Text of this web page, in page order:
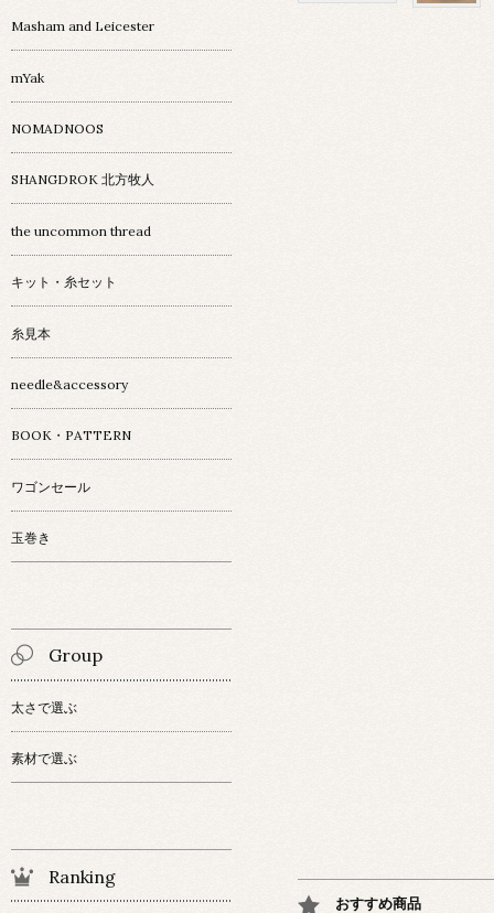
おすすめ商品
Masham and Leicester
mYak
NOMADNOOS
SHANGDROK 北方牧人
the uncommon thread
キット・糸セット
糸見本
needle&accessory
BOOK・PATTERN
ワゴンセール
玉巻き
Group
太さで選ぶ
素材で選ぶ
Ranking